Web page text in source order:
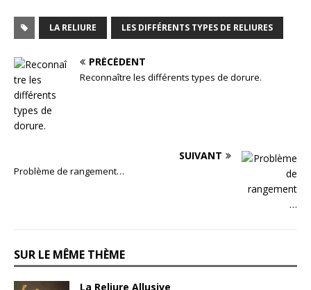
LA RELIURE LES DIFFÉRENTS TYPES DE RELIURES
PRÉCÉDENT
Reconnaître les différents types de dorure.
SUIVANT
Problème de rangement…
SUR LE MÊME THÈME
La Reliure Allusive